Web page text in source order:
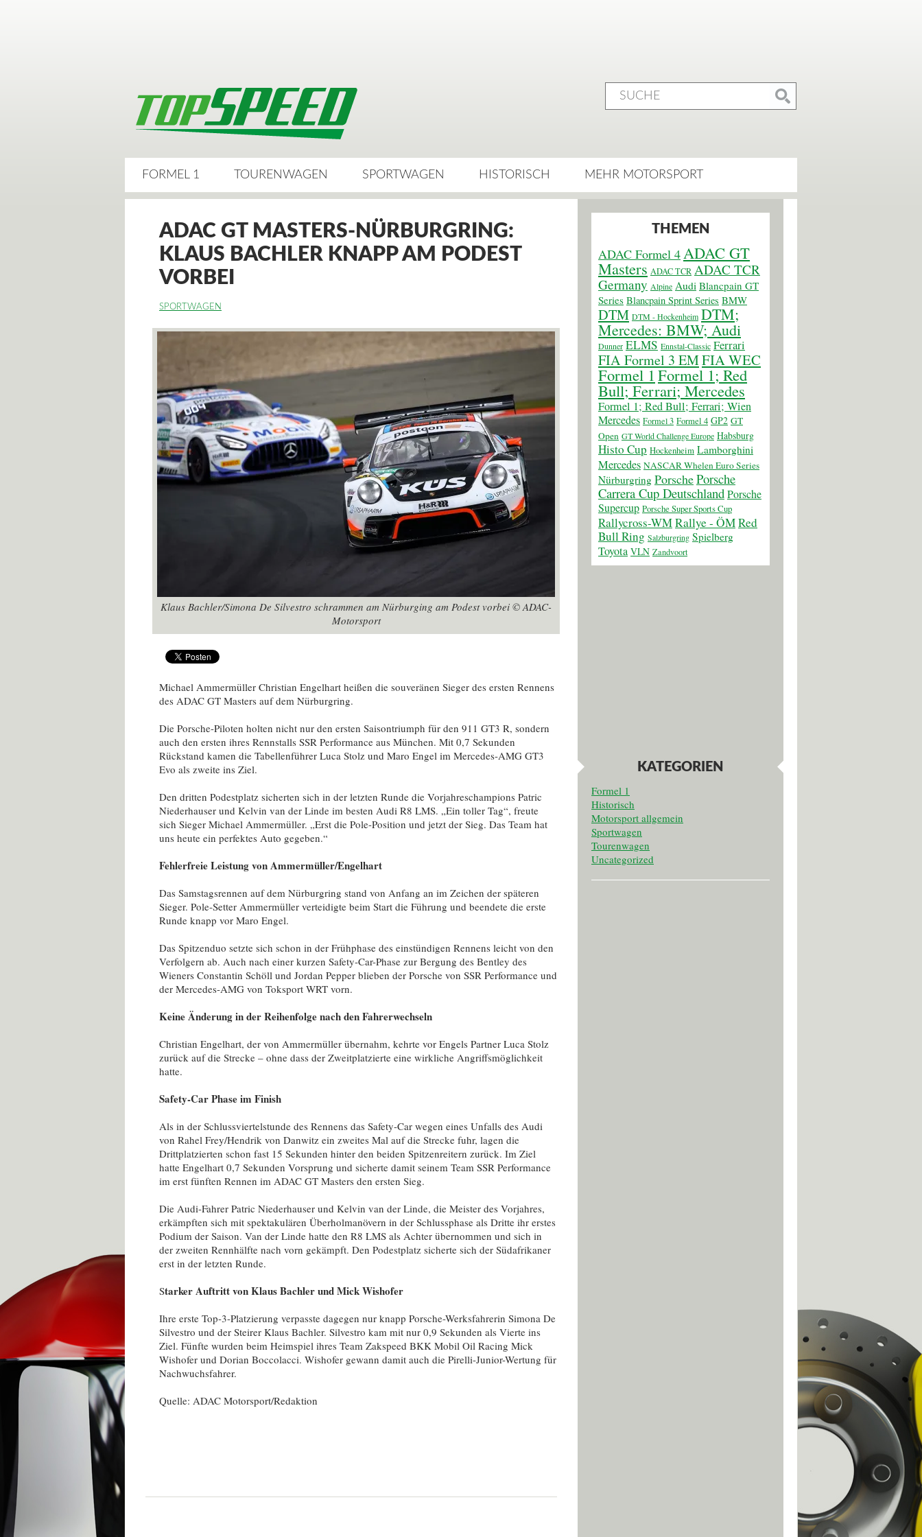
FORMEL 1 TOURENWAGEN SPORTWAGEN HISTORISCH MEHR MOTORSPORT
ADAC GT MASTERS-NÜRBURGRING:
KLAUS BACHLER KNAPP AM PODEST
VORBEI
SPORTWAGEN
Klaus Bachler/Simona De Silvestro schrammen am Nürburging am Podest vorbei © ADAC-
Motorsport
Michael Ammermüller Christian Engelhart heißen die souveränen Sieger des ersten Rennens
des ADAC GT Masters auf dem Nürburgring.
Die Porsche-Piloten holten nicht nur den ersten Saisontriumph für den 911 GT3 R, sondern
auch den ersten ihres Rennstalls SSR Performance aus München. Mit 0,7 Sekunden
Rückstand kamen die Tabellenführer Luca Stolz und Maro Engel im Mercedes-AMG GT3
Evo als zweite ins Ziel.
Den dritten Podestplatz sicherten sich in der letzten Runde die Vorjahreschampions Patric
Niederhauser und Kelvin van der Linde im besten Audi R8 LMS. „Ein toller Tag“, freute
sich Sieger Michael Ammermüller. „Erst die Pole-Position und jetzt der Sieg. Das Team hat
uns heute ein perfektes Auto gegeben.“
Fehlerfreie Leistung von Ammermüller/Engelhart
Das Samstagsrennen auf dem Nürburgring stand von Anfang an im Zeichen der späteren
Sieger. Pole-Setter Ammermüller verteidigte beim Start die Führung und beendete die erste
Runde knapp vor Maro Engel.
Das Spitzenduo setzte sich schon in der Frühphase des einstündigen Rennens leicht von den
Verfolgern ab. Auch nach einer kurzen Safety-Car-Phase zur Bergung des Bentley des
Wieners Constantin Schöll und Jordan Pepper blieben der Porsche von SSR Performance und
der Mercedes-AMG von Toksport WRT vorn.
Keine Änderung in der Reihenfolge nach den Fahrerwechseln
Christian Engelhart, der von Ammermüller übernahm, kehrte vor Engels Partner Luca Stolz
zurück auf die Strecke – ohne dass der Zweitplatzierte eine wirkliche Angriffsmöglichkeit
hatte.
Safety-Car Phase im Finish
Als in der Schlussviertelstunde des Rennens das Safety-Car wegen eines Unfalls des Audi
von Rahel Frey/Hendrik von Danwitz ein zweites Mal auf die Strecke fuhr, lagen die
Drittplatzierten schon fast 15 Sekunden hinter den beiden Spitzenreitern zurück. Im Ziel
hatte Engelhart 0,7 Sekunden Vorsprung und sicherte damit seinem Team SSR Performance
im erst fünften Rennen im ADAC GT Masters den ersten Sieg.
Die Audi-Fahrer Patric Niederhauser und Kelvin van der Linde, die Meister des Vorjahres,
erkämpften sich mit spektakulären Überholmanövern in der Schlussphase als Dritte ihr erstes
Podium der Saison. Van der Linde hatte den R8 LMS als Achter übernommen und sich in
der zweiten Rennhälfte nach vorn gekämpft. Den Podestplatz sicherte sich der Südafrikaner
erst in der letzten Runde.
Starker Auftritt von Klaus Bachler und Mick Wishofer
Ihre erste Top-3-Platzierung verpasste dagegen nur knapp Porsche-Werksfahrerin Simona De
Silvestro und der Steirer Klaus Bachler. Silvestro kam mit nur 0,9 Sekunden als Vierte ins
Ziel. Fünfte wurden beim Heimspiel ihres Team Zakspeed BKK Mobil Oil Racing Mick
Wishofer und Dorian Boccolacci. Wishofer gewann damit auch die Pirelli-Junior-Wertung für
Nachwuchsfahrer.
Quelle: ADAC Motorsport/Redaktion
THEMEN
ADAC Formel 4ADAC GT
Masters ADAC TCR ADAC TCR
Germany Alpine Audi Blancpain GT
Series Blancpain Sprint Series BMW
DTM DTM - Hockenheim DTM;
Mercedes: BMW; Audi
Dunner ELMS Ennstal-Classic Ferrari
FIA Formel 3 EMFIA WEC
Formel 1Formel 1; Red
Bull; Ferrari; Mercedes
Formel 1; Red Bull; Ferrari; Wien
Mercedes Formel 3 Formel 4 GP2 GT
Open GT World Challenge Europe Habsburg
Histo Cup Hockenheim Lamborghini
Mercedes NASCAR Whelen Euro Series
Nürburgring PorschePorsche
Carrera Cup DeutschlandPorsche
Supercup Porsche Super Sports Cup
Rallycross-WMRallye - ÖMRed
Bull Ring Salzburgring Spielberg
Toyota VLN Zandvoort
KATEGORIEN
Formel 1
Historisch
Motorsport allgemein
Sportwagen
Tourenwagen
Uncategorized